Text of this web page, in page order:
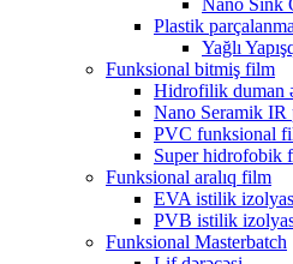
Nano Sink
Plastik
Yağlı
Funksional bitmiş film
Hidrofilik duman
Nano Seramik IR
PVC funksional
Super hidrofobik
Funksional aralıq film
EVA istilik
PVB istilik
Funksional Masterbatch